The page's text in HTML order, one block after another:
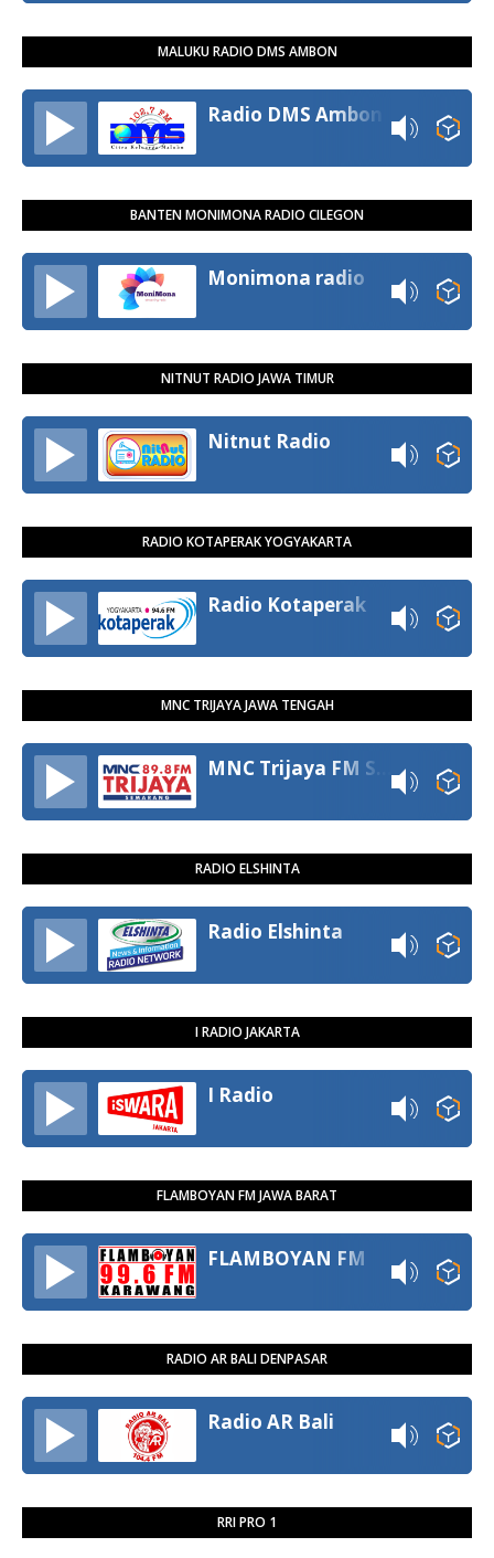
MALUKU RADIO DMS AMBON
Radio DMS Ambon
BANTEN MONIMONA RADIO CILEGON
Monimona radio
NITNUT RADIO JAWA TIMUR
Nitnut Radio
RADIO KOTAPERAK YOGYAKARTA
Radio Kotaperak
MNC TRIJAYA JAWA TENGAH
RADIO ELSHINTA
Radio Elshinta
I RADIO JAKARTA
I Radio
FLAMBOYAN FM JAWA BARAT
FLAMBOYAN FM
RADIO AR BALI DENPASAR
Radio AR Bali
RRI PRO 1